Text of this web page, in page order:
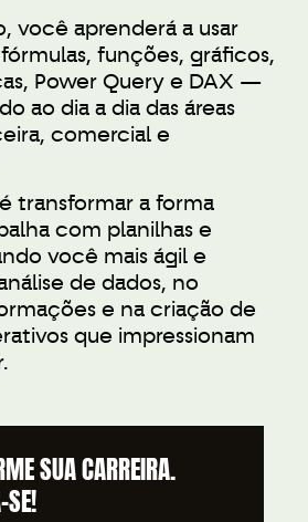
você aprenderá a usar
funções, gráficos,
Power Query e DAX —
ao dia a dia das áreas
comercial e
transformar a forma
com planilhas e
você mais ágil e
de dados, no
e na criação de
que impressionam
SUA CARREIRA.
SE!